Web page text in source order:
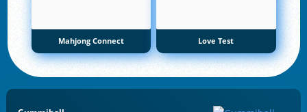
Mahjong Connect Love Test